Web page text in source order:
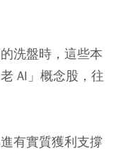
洗盤時，這些本
AI」概念股，往
有實質獲利支撐